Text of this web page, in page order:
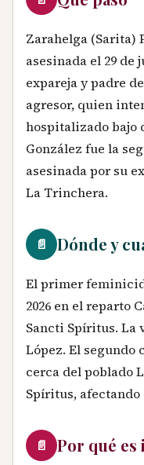
Zarahelga (Sarita)
asesinada el 29 de
expareja y padre
agresor, quien
hospitalizado bajo
González fue la
asesinada por su
La Trinchera.
📄 Dónde y
El primer
2026 en el reparto
Sancti Spíritus. La
López. El segundo
cerca del poblado
Spíritus,
📄 Por qué